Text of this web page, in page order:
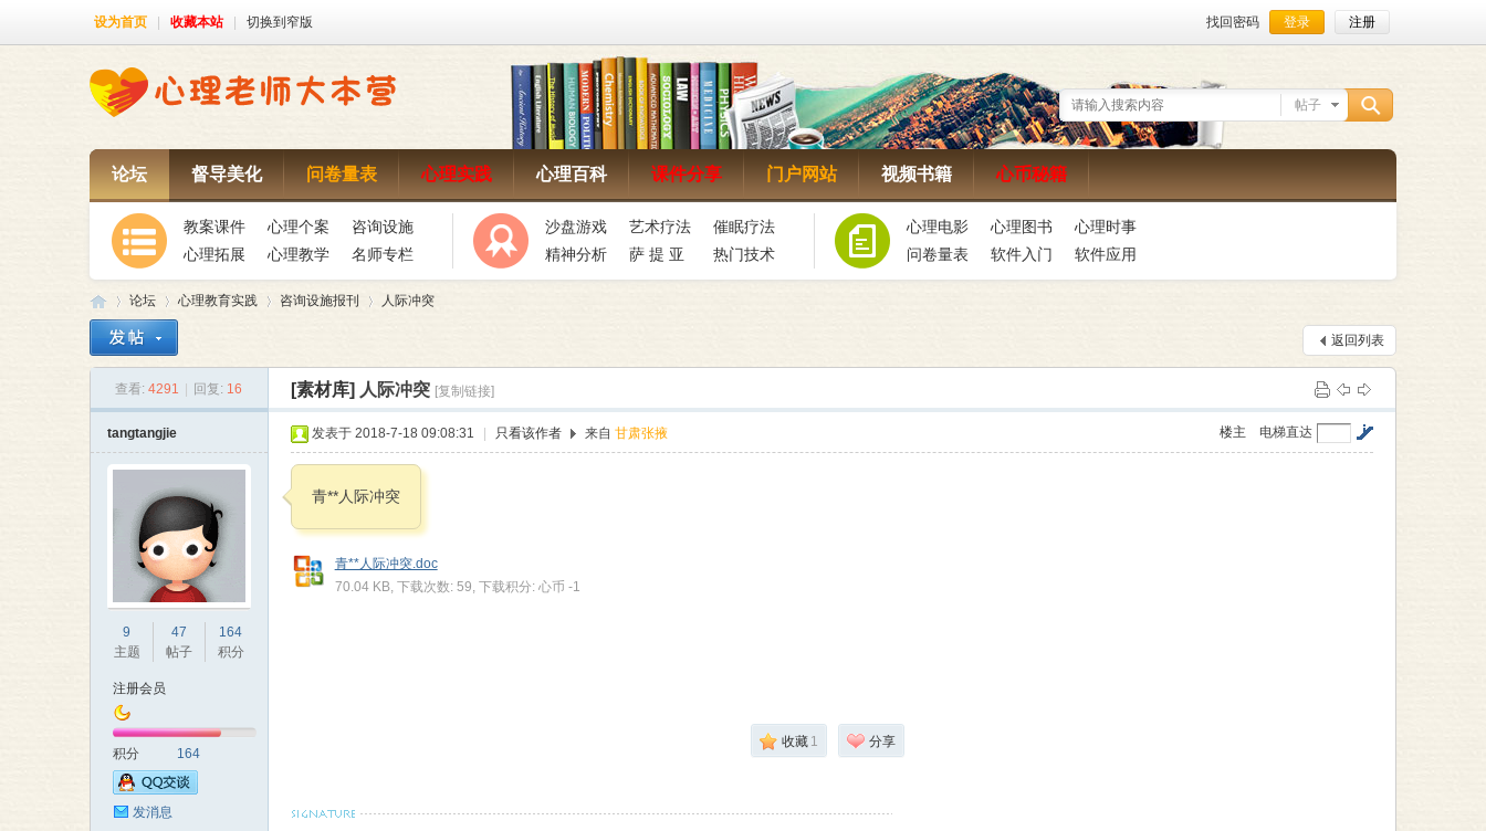
设为首页 收藏本站 切换到窄版 找回密码 登录 注册
帖子
论坛 督导美化 问卷量表 心理实践 心理百科 课件分享 门户网站 视频书籍 心币秘籍
教案课件 心理个案
咨询设施
心理拓展
心理教学 名师专栏
沙盘游戏 艺术疗法
催眠疗法
精神分析
萨 提 亚 热门技术
心理电影 心理图书
心理时事
问卷量表
软件入门 软件应用
论坛
›
心理教育实践 咨询设施报刊
›
人际冲突
返回列表
查看: 4291 回复: 16 [素材库] 人际冲突 [复制链接]
tangtangjie
9
主题
47
帖子
164
积分
注册会员
积分 164
发消息
电梯直达
楼主
发表于 2018-7-18 09:08:31 只看该作者 来自 甘肃张掖
青**人际冲突
青**人际冲突.doc
70.04 KB, 下载次数: 59, 下载积分: 心币 -1
收藏 1 分享